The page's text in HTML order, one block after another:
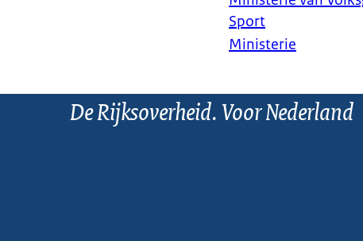
Sport
Ministerie
De Rijksoverheid. Voor Nederland